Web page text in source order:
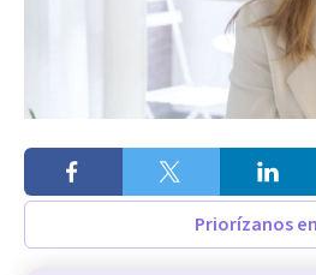
Priorízanos en